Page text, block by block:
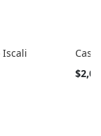
Iscali
Tan